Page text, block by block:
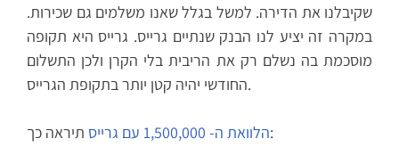
שקיבלנו את הדירה. למשל בגלל שאנו משלמים גם שכירות.
במקרה זה יציע לנו הבנק שנתיים גרייס. גרייס היא תקופה
מוסכמת בה נשלם רק את הריבית בלי הקרן ולכן התשלום
החודשי יהיה קטן יותר בתקופת הגרייס.
הלוואת ה- 1,500,000 עם גרייסתיראה כך: